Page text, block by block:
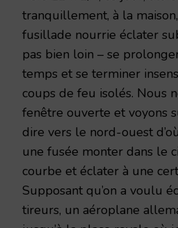
tranquillement, à la
fusillade nourrie éclater
pas bien loin – se
temps et se terminer
coups de feu isolés. Nous
fenêtre ouverte et voyons
dire vers le nord-ouest
une fusée monter dans le
courbe et éclater à une
Supposant qu’on a voulu
tireurs, un aéroplane